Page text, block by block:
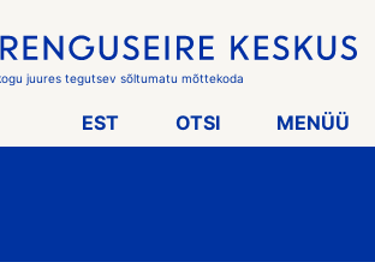
juures tegutsev sõltumatu mõttekoda
EST OTSI MENÜÜ